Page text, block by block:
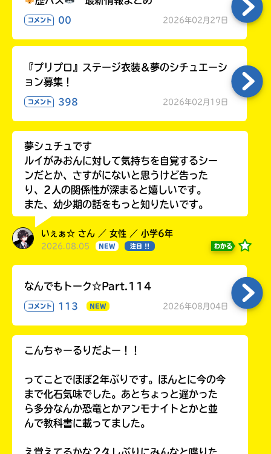
コメント 00 2026年02月27日
『プリプロ』ステージ衣装＆夢のシチュエーシ
ョン募集！
コメント 398 2026年02月19日
夢シュチュです
ルイがみおんに対して気持ちを自覚するシー
ンだとか、さすがにないと思うけど告った
り、2人の関係性が深まると嬉しいです。
また、幼少期の話をもっと知りたいです。
いぇぁ☆ さん ／ 女性 ／ 小学6年
2026.08.05 NEW 注目 !! わかる
なんでもトーク☆Part.114
コメント 113 NEW 2026年08月04日
こんちゃーるりだよー！！
ってことでほぼ2年ぶりです。ほんとに今の今
まで化石気味でした。あとちょっと遅かった
ら多分なんか恐竜とかアンモナイトとかと並
んで教科書に載ってました。
え覚えてるかな？久しぶりにみんなと喋りた